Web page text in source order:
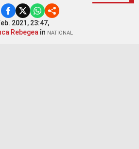
2021, 23:47,
Rebegeaîn NATIONAL